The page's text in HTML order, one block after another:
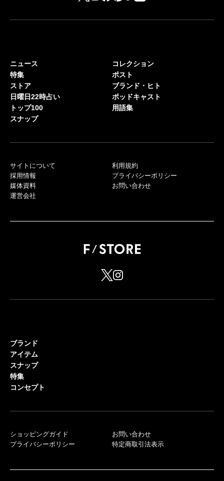
ニュース
特集
ストア
日曜日22時占い
トップ100
スナップ
コレクション
ポスト
ブランド・ヒト
ポッドキャスト
用語集
サイトについて
採用情報
媒体資料
運営会社
利用規約
プライバシーポリシー
お問い合わせ
ブランド
アイテム
スナップ
特集
コンセプト
ショッピングガイド
プライバシーポリシー
お問い合わせ
特定商取引法表示